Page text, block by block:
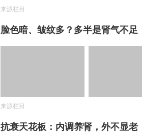
来源栏目
脸色暗、皱纹多？多半是肾气不足
来源栏目
抗衰天花板：内调养肾，外不显老